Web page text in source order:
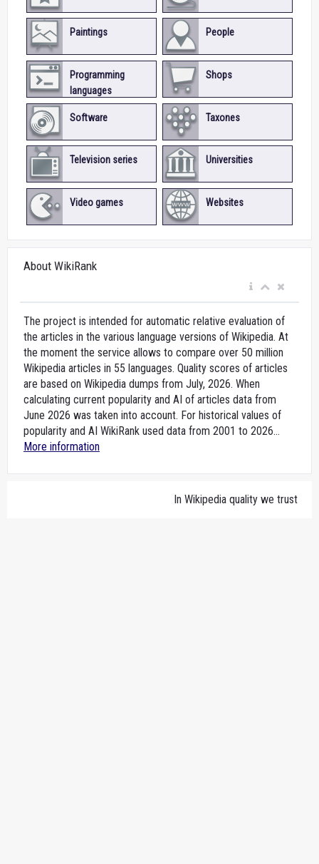
Paintings People
Programming
languages
Shops
Software Taxones
Television series Universities
Video games Websites
About WikiRank
The project is intended for automatic relative evaluation of
the articles in the various language versions of Wikipedia. At
the moment the service allows to compare over 50 million
Wikipedia articles in 55 languages. Quality scores of articles
are based on Wikipedia dumps from July, 2026. When
calculating current popularity and AI of articles data from
June 2026 was taken into account. For historical values of
popularity and AI WikiRank used data from 2001 to 2026...
More information
In Wikipedia quality we trust